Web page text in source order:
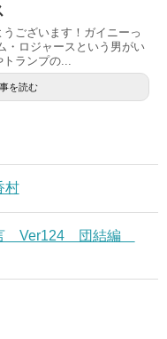
ございます！ガイニーっ
・ロジャースという男がい
トランプの...
を読む
村
言 Ver124 団結編